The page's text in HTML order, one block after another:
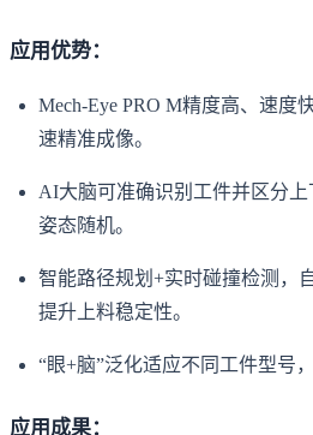
应用优势：
Mech-Eye PRO M精度高、速度
速精准成像。
AI大脑可准确识别工件并区分
姿态随机。
智能路径规划+实时碰撞检测，
提升上料稳定性。
“眼+脑”泛化适应不同工件型号
应用成果：